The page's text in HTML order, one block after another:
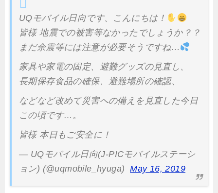
UQモバイル日向です、こんにちは！
皆様 地震での被害等なかったでしょうか？？
まだ余震等には注意が必要そうですね…
家具や家電の固定、避難グッズの見直し、
長期保存食品の確保、避難場所の確認、
などなど改めて災害への備えを見直した今日
この頃です…。
皆様 本日もご安全に！
— UQモバイル日向(J-PICモバイルステーシ
ョン) (@uqmobile_hyuga)
May 16, 2019